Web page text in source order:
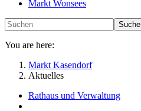
Markt Wonsees
Suche
You are here:
Markt Kasendorf
Aktuelles
Rathaus und Verwaltung